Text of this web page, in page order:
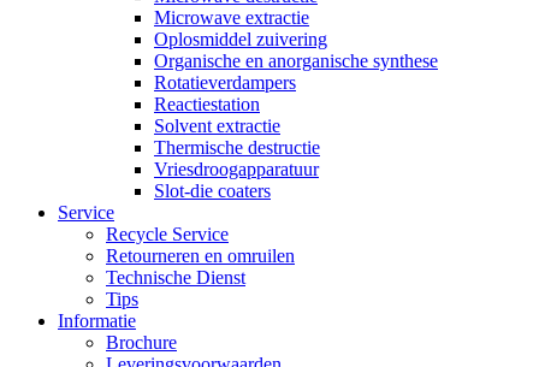
Microwave extractie
Oplosmiddel zuivering
Organische en anorganische synthese
Rotatieverdampers
Reactiestation
Solvent extractie
Thermische destructie
Vriesdroogapparatuur
Slot-die coaters
Service
Recycle Service
Retourneren en omruilen
Technische Dienst
Tips
Informatie
Brochure